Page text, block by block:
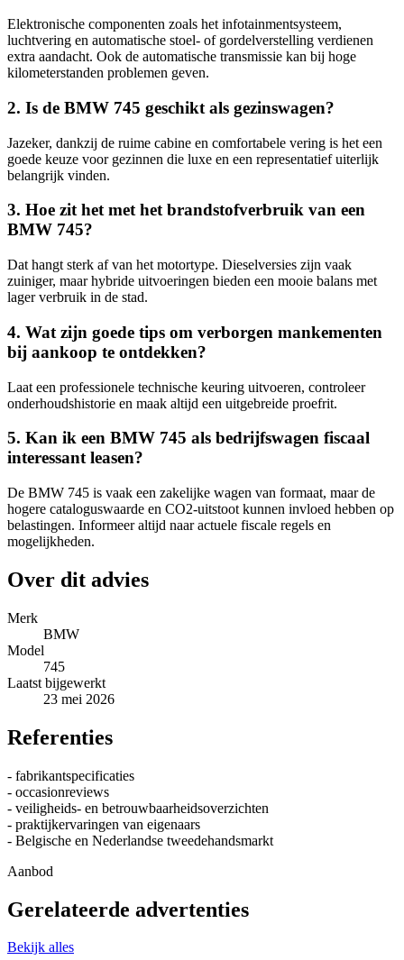
Elektronische componenten zoals het infotainmentsysteem,
luchtvering en automatische stoel- of gordelverstelling verdienen
extra aandacht. Ook de automatische transmissie kan bij hoge
kilometerstanden problemen geven.
2. Is de BMW 745 geschikt als gezinswagen?
Jazeker, dankzij de ruime cabine en comfortabele vering is het een
goede keuze voor gezinnen die luxe en een representatief uiterlijk
belangrijk vinden.
3. Hoe zit het met het brandstofverbruik van een
BMW 745?
Dat hangt sterk af van het motortype. Dieselversies zijn vaak
zuiniger, maar hybride uitvoeringen bieden een mooie balans met
lager verbruik in de stad.
4. Wat zijn goede tips om verborgen mankementen
bij aankoop te ontdekken?
Laat een professionele technische keuring uitvoeren, controleer
onderhoudshistorie en maak altijd een uitgebreide proefrit.
5. Kan ik een BMW 745 als bedrijfswagen fiscaal
interessant leasen?
De BMW 745 is vaak een zakelijke wagen van formaat, maar de
hogere cataloguswaarde en CO2-uitstoot kunnen invloed hebben op
belastingen. Informeer altijd naar actuele fiscale regels en
mogelijkheden.
Over dit advies
Merk
BMW
Model
745
Laatst bijgewerkt
23 mei 2026
Referenties
- fabrikantspecificaties
- occasionreviews
- veiligheids- en betrouwbaarheidsoverzichten
- praktijkervaringen van eigenaars
- Belgische en Nederlandse tweedehandsmarkt
Aanbod
Gerelateerde advertenties
Bekijk alles